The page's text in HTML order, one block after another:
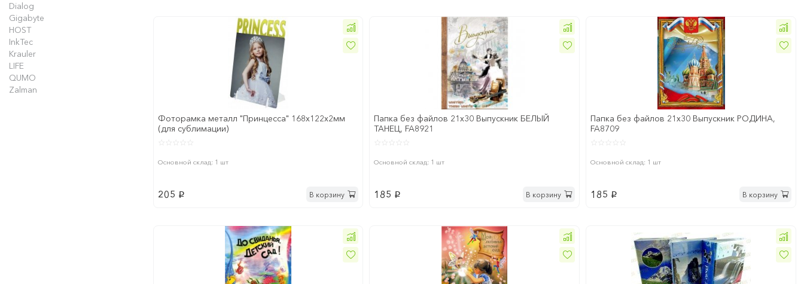
Dialog
Gigabyte
HOST
InkTec
Krauler
LIFE
QUMO
Zalman
Фоторамка металл "Принцесса" 168x122х2мм
(для сублимации)
Основной склад: 1 шт
205 p В корзину
Папка без файлов 21x30 Выпускник БЕЛЫЙ
ТАНЕЦ, FA8921
Основной склад: 1 шт
185 p В корзину
Папка без файлов 21x30 Выпускник РОДИНА,
FA8709
Основной склад: 1 шт
185 p В корзину